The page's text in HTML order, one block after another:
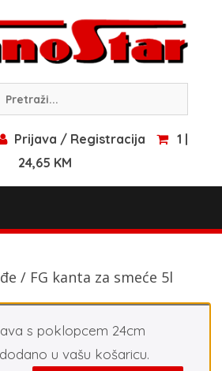
Prijava / Registracija
1 |
24,65 KM
/ FG kanta za smeće 5l
s poklopcem 24cm
u vašu košaricu.